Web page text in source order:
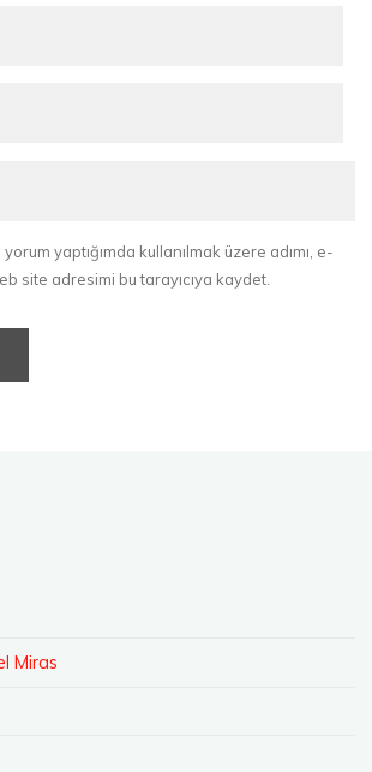
yaptığımda kullanılmak üzere adımı, e-
site adresimi bu tarayıcıya kaydet.
Miras